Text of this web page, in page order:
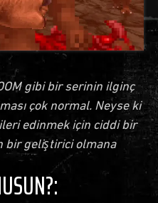
gibi bir serinin ilginç
çok normal. Neyse ki
edinmek için ciddi bir
bir geliştirici olmana